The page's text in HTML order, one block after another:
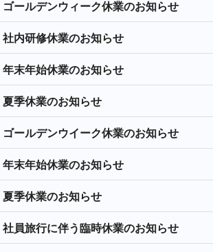
ゴールデンウィーク休業のお知らせ
社内研修休業のお知らせ
年末年始休業のお知らせ
夏季休業のお知らせ
ゴールデンウイーク休業のお知らせ
年末年始休業のお知らせ
夏季休業のお知らせ
社員旅行に伴う臨時休業のお知らせ